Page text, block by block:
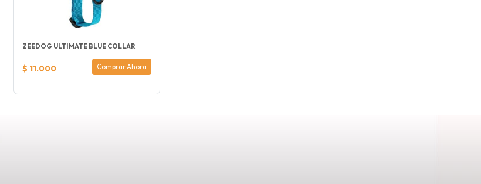
ZEEDOG ULTIMATE BLUE COLLAR
$ 11.000 Comprar Ahora